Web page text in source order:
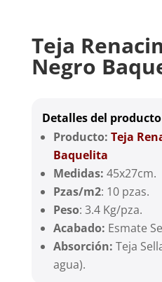
Teja
Negro
Detalles del producto
Producto: Teja
Baquelita
Medidas: 45x27cm.
Pzas/m2: 10 pzas.
Peso: 3.4 Kg/pza.
Acabado: Esmate
Absorción: Teja
agua).